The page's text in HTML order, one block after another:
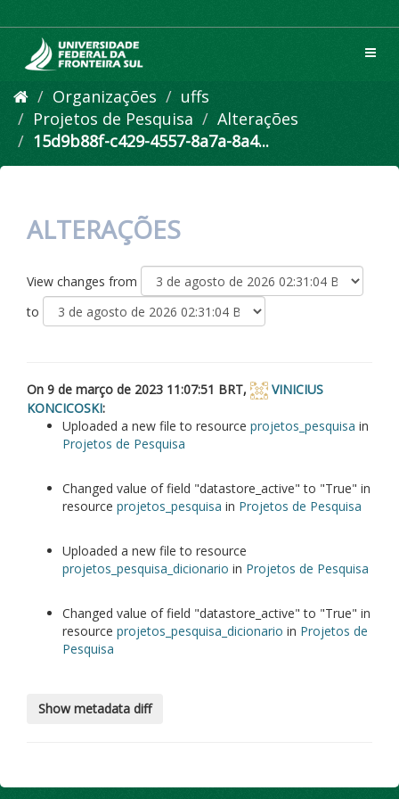
para
conteúdo
Organizações
uffs
Projetos de Pesquisa
Alterações
15d9b88f-c429-4557-8a7a-8a4...
ALTERAÇÕES
View changes from
to
On 9 de março de 2023 11:07:51 BRT,
VINICIUS
KONCICOSKI:
Uploaded a new file to resource projetos_pesquisa in
Projetos de Pesquisa
Changed value of field datastore_active to True in
resource projetos_pesquisa in Projetos de Pesquisa
Uploaded a new file to resource
projetos_pesquisa_dicionario in Projetos de Pesquisa
Changed value of field datastore_active to True in
resource projetos_pesquisa_dicionario in Projetos de
Pesquisa